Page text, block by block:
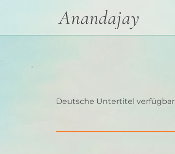
Anandajay
Deutsche Untertitel verfügbar